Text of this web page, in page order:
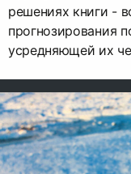
решениях книги -
прогнозирования
усредняющей их